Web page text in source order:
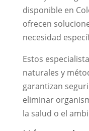
disponible en
ofrecen
necesidad
Estos
naturales y
garantizan
eliminar
la salud o el